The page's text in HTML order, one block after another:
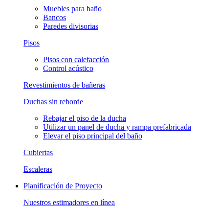
Muebles para baño
Bancos
Paredes divisorias
Pisos
Pisos con calefacción
Control acústico
Revestimientos de bañeras
Duchas sin reborde
Rebajar el piso de la ducha
Utilizar un panel de ducha y rampa prefabricada
Elevar el piso principal del baño
Cubiertas
Escaleras
Planificación de Proyecto
Nuestros estimadores en línea